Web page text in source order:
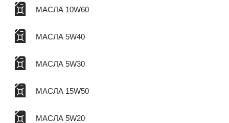
МАСЛА 10W60
МАСЛА 5W40
МАСЛА 5W30
МАСЛА 15W50
МАСЛА 5W20